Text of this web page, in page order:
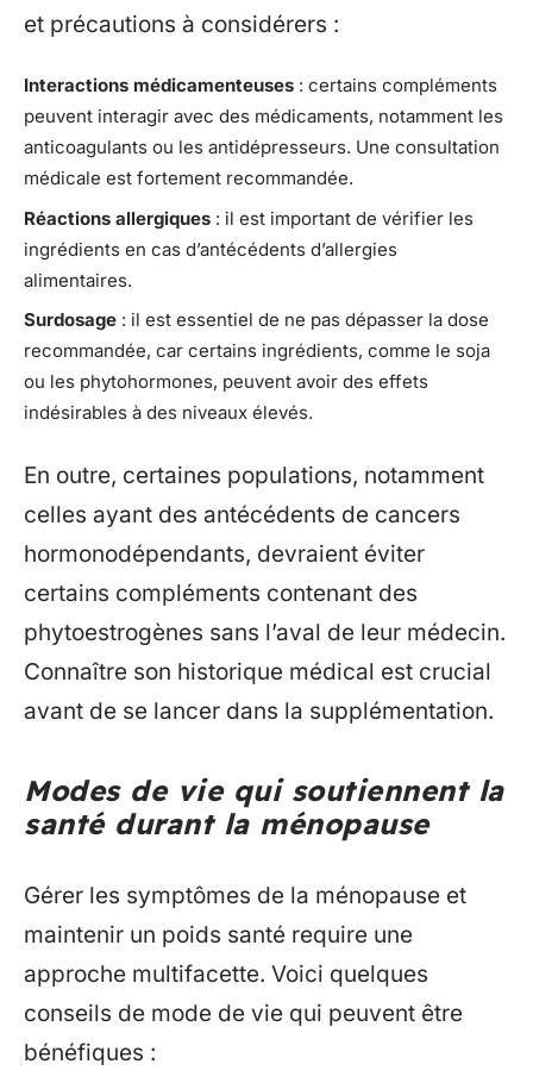
et précautions à considérers :
Interactions médicamenteuses : certains compléments
peuvent interagir avec des médicaments, notamment les
anticoagulants ou les antidépresseurs. Une consultation
médicale est fortement recommandée.
Réactions allergiques : il est important de vérifier les
ingrédients en cas d’antécédents d’allergies
alimentaires.
Surdosage : il est essentiel de ne pas dépasser la dose
recommandée, car certains ingrédients, comme le soja
ou les phytohormones, peuvent avoir des effets
indésirables à des niveaux élevés.
En outre, certaines populations, notamment
celles ayant des antécédents de cancers
hormonodépendants, devraient éviter
certains compléments contenant des
phytoestrogènes sans l’aval de leur médecin.
Connaître son historique médical est crucial
avant de se lancer dans la supplémentation.
Modes de vie qui soutiennent la
santé durant la ménopause
Gérer les symptômes de la ménopause et
maintenir un poids santé require une
approche multifacette. Voici quelques
conseils de mode de vie qui peuvent être
bénéfiques :